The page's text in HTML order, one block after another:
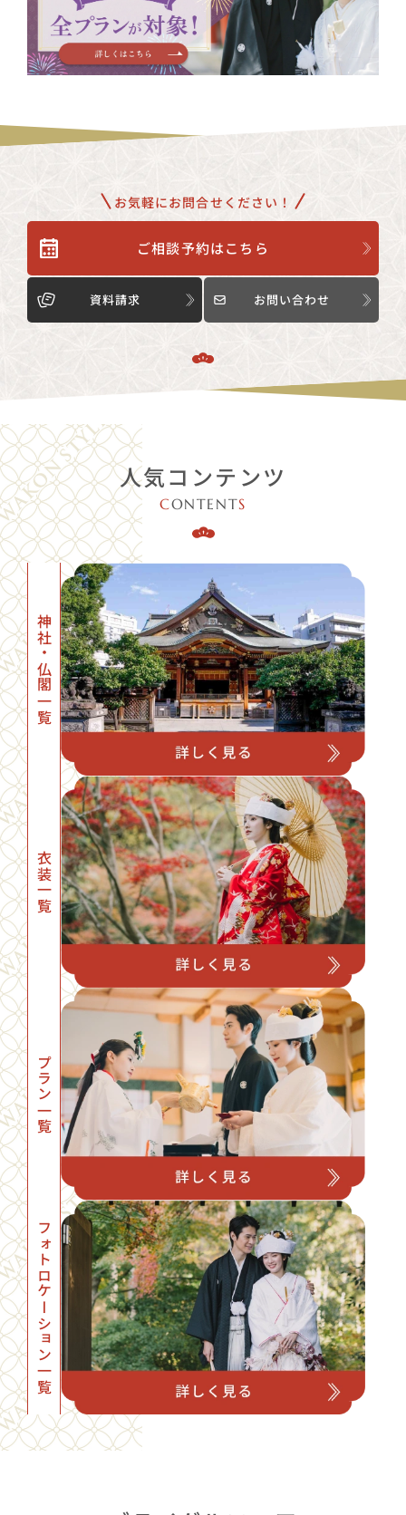
お気軽にお問合せください！
ご相談予約はこちら
資料請求 お問い合わせ
人気コンテンツ
CONTENTS
神社・仏閣一覧
衣装一覧
プラン一覧
フォトロケーション一覧